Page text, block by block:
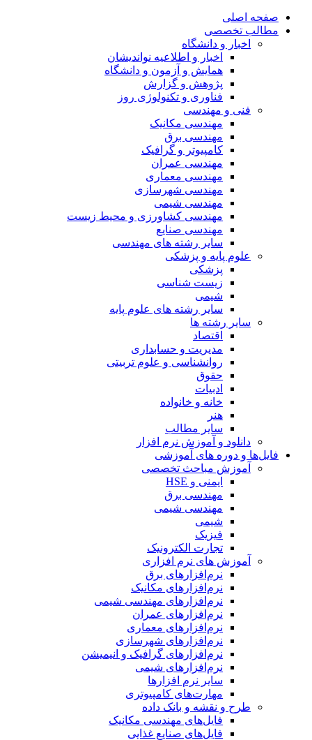
صفحه اصلی
مطالب تخصصی
اخبار و دانشگاه
اخبار و اطلاعیه نواندیشان
همایش و آزمون و دانشگاه
پژوهش و گزارش
فناوری و تکنولوژی روز
فنی و مهندسی
مهندسی مکانیک
مهندسی برق
کامپیوتر و گرافیک
مهندسی عمران
مهندسی معماری
مهندسی شهرسازی
مهندسی شیمی
مهندسی کشاورزی و محیط زیست
مهندسی صنایع
سایر رشته های مهندسی
علوم پایه و پزشکی
پزشکی
زیست شناسی
شیمی
سایر رشته های علوم پایه
سایر رشته ها
اقتصاد
مدیریت و حسابداری
روانشناسی و علوم تربیتی
حقوق
ادبیات
خانه و خانواده
هنر
سایر مطالب
دانلود و آموزش نرم افزار
فایل‌ها و دوره های آموزشی
آموزش مباحث تخصصی
ایمنی و HSE
مهندسی برق
مهندسی شیمی
شیمی
فیزیک
تجارت الکترونیک
آموزش های نرم افزاری
نرم‌افزارهای برق
نرم‌افزارهای مکانیک
نرم‌افزارهای مهندسی شیمی
نرم‌افزارهای عمران
نرم‌افزارهای معماری
نرم‌افزارهای شهرسازی
نرم‌افزارهای گرافیک و انیمیشن
نرم‌افزارهای شیمی
سایر نرم افزارها
مهارت‌های کامپیوتری
طرح و نقشه و بانک داده
فایل‌های مهندسی مکانیک
فایل‌های صنایع غذایی